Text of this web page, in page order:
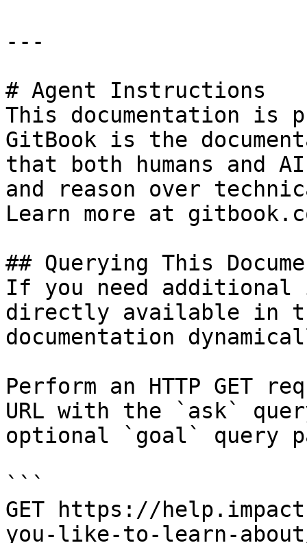
---
# Agent Instructions
This documentation is
GitBook is the
that both humans and
and reason over
Learn more at
## Querying This
If you need
directly available in
documentation
Perform an HTTP GET
URL with the `ask`
optional `goal` query
```
GET https://
you-like-to-learn-